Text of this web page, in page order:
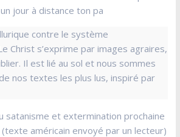
jour à distance ton pa
contre le système
Christ s’exprime par images agraires,
Il est lié au sol et nous sommes
nos textes les plus lus, inspiré par
satanisme et extermination prochaine
américain envoyé par un lecteur)